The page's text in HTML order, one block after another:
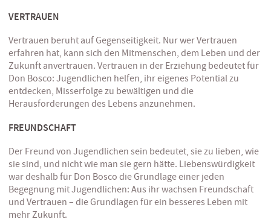
VERTRAUEN
Vertrauen beruht auf Gegenseitigkeit. Nur wer Vertrauen
erfahren hat, kann sich den Mitmenschen, dem Leben und der
Zukunft anvertrauen. Vertrauen in der Erziehung bedeutet für
Don Bosco: Jugendlichen helfen, ihr eigenes Potential zu
entdecken, Misserfolge zu bewältigen und die
Herausforderungen des Lebens anzunehmen.
FREUNDSCHAFT
Der Freund von Jugendlichen sein bedeutet, sie zu lieben, wie
sie sind, und nicht wie man sie gern hätte. Liebenswürdigkeit
war deshalb für Don Bosco die Grundlage einer jeden
Begegnung mit Jugendlichen: Aus ihr wachsen Freundschaft
und Vertrauen – die Grundlagen für ein besseres Leben mit
mehr Zukunft.